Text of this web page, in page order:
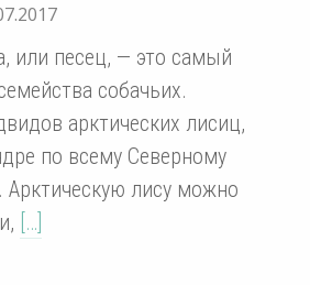
или песец, — это самый
собачьих.
арктических лисиц,
по всему Северному
Арктическую лису можно
[…]